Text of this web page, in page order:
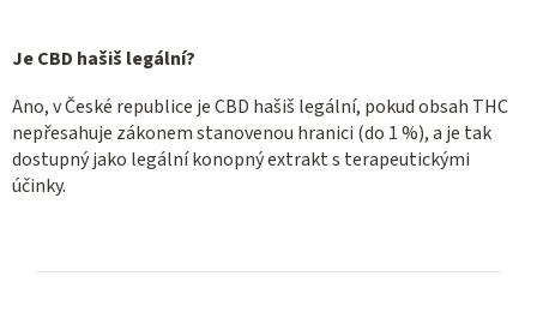
Je CBD hašiš legální?
Ano, v České republice je CBD hašiš legální, pokud obsah THC
nepřesahuje zákonem stanovenou hranici (do 1 %), a je tak
dostupný jako legální konopný extrakt s terapeutickými
účinky.